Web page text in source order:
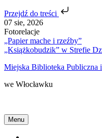
Przejdź do treści
Skip
to
content
07 sie, 2026
Fotorelacje
„Papier mache i rzeźby”
„Książkobudzik” w Strefie
Miejska Biblioteka Publiczna
we Włocławku
Menu